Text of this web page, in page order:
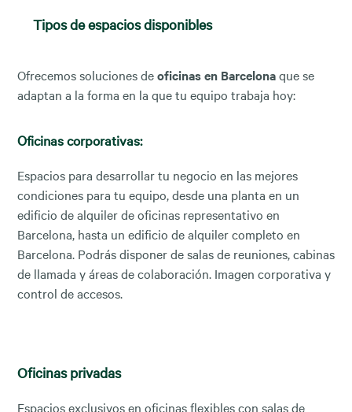
Tipos de espacios disponibles
Ofrecemos soluciones deoficinas en Barcelonaque se
adaptan a la forma en la que tu equipo trabaja hoy:
Oficinas corporativas:
Espacios para desarrollar tu negocio en las mejores
condiciones para tu equipo, desde una planta en un
edificio de alquiler de oficinas representativo en
Barcelona, hasta un edificio de alquiler completo en
Barcelona. Podrás disponer de salas de reuniones, cabinas
de llamada y áreas de colaboración. Imagen corporativa y
control de accesos.
Oficinas privadas
Espacios exclusivos en oficinas flexibles con salas de